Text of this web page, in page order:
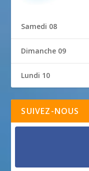
Samedi 08
Dimanche 09
Lundi 10
SUIVEZ-NOUS